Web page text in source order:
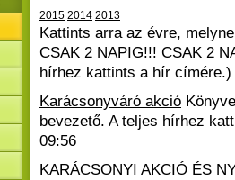
2015 2014 2013
Kattints arra az évre,
CSAK 2 NAPIG!!! CSAK 2
hírhez kattints a hír címére.)
Karácsonyváró akció
bevezető. A teljes hírhez
09:56
KARÁCSONYI AKCIÓ ÉS